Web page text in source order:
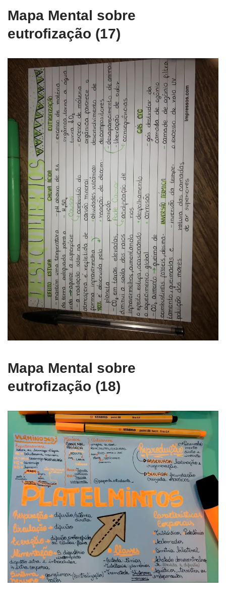
Mapa Mental sobre
eutrofização (17)
Mapa Mental sobre
eutrofização (18)